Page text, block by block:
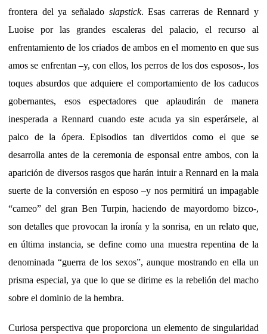
frontera del ya señalado slapstick. Esas carreras de Rennard y
Luoise por las grandes escaleras del palacio, el recurso al
enfrentamiento de los criados de ambos en el momento en que sus
amos se enfrentan –y, con ellos, los perros de los dos esposos-, los
toques absurdos que adquiere el comportamiento de los caducos
gobernantes, esos espectadores que aplaudirán de manera
inesperada a Rennard cuando este acuda ya sin esperársele, al
palco de la ópera. Episodios tan divertidos como el que se
desarrolla antes de la ceremonia de esponsal entre ambos, con la
aparición de diversos rasgos que harán intuir a Rennard en la mala
suerte de la conversión en esposo –y nos permitirá un impagable
“cameo” del gran Ben Turpin, haciendo de mayordomo bizco-,
son detalles que provocan la ironía y la sonrisa, en un relato que,
en última instancia, se define como una muestra repentina de la
denominada “guerra de los sexos”, aunque mostrando en ella un
prisma especial, ya que lo que se dirime es la rebelión del macho
sobre el dominio de la hembra.
Curiosa perspectiva que proporciona un elemento de singularidad